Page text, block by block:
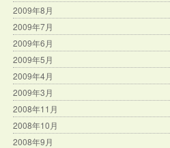
2009年8月
2009年7月
2009年6月
2009年5月
2009年4月
2009年3月
2008年11月
2008年10月
2008年9月